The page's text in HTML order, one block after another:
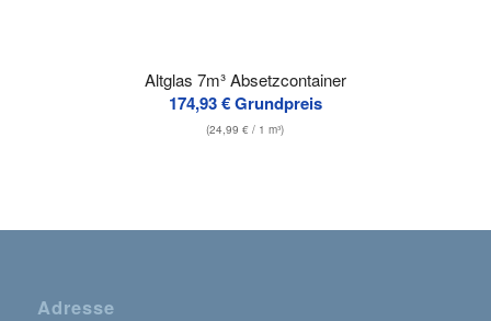
Altglas 7m³ Absetzcontainer
174,93€Grundpreis
(24,99€ / 1 m³)
Adresse